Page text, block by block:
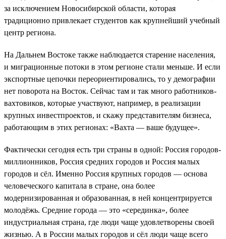
за исключением Новосибирской области, которая
традиционно привлекает студентов как крупнейший учебный
центр региона.
На Дальнем Востоке также наблюдается старение населения,
и миграционные потоки в этом регионе стали меньше. И если
экспортные цепочки переориентировались, то у демографии
нет поворота на Восток. Сейчас там и так много работников-
вахтовиков, которые участвуют, например, в реализации
крупных инвестпроектов, и скажу представителям бизнеса,
работающим в этих регионах: «Вахта — ваше будущее».
Фактически сегодня есть три страны в одной: Россия городов-
миллионников, Россия средних городов и Россия малых
городов и сёл. Именно Россия крупных городов — основа
человеческого капитала в стране, она более
модернизированная и образованная, в ней концентрируется
молодёжь. Средние города — это «серединка», более
индустриальная страна, где люди чаще удовлетворены своей
жизнью. А в России малых городов и сёл люди чаще всего